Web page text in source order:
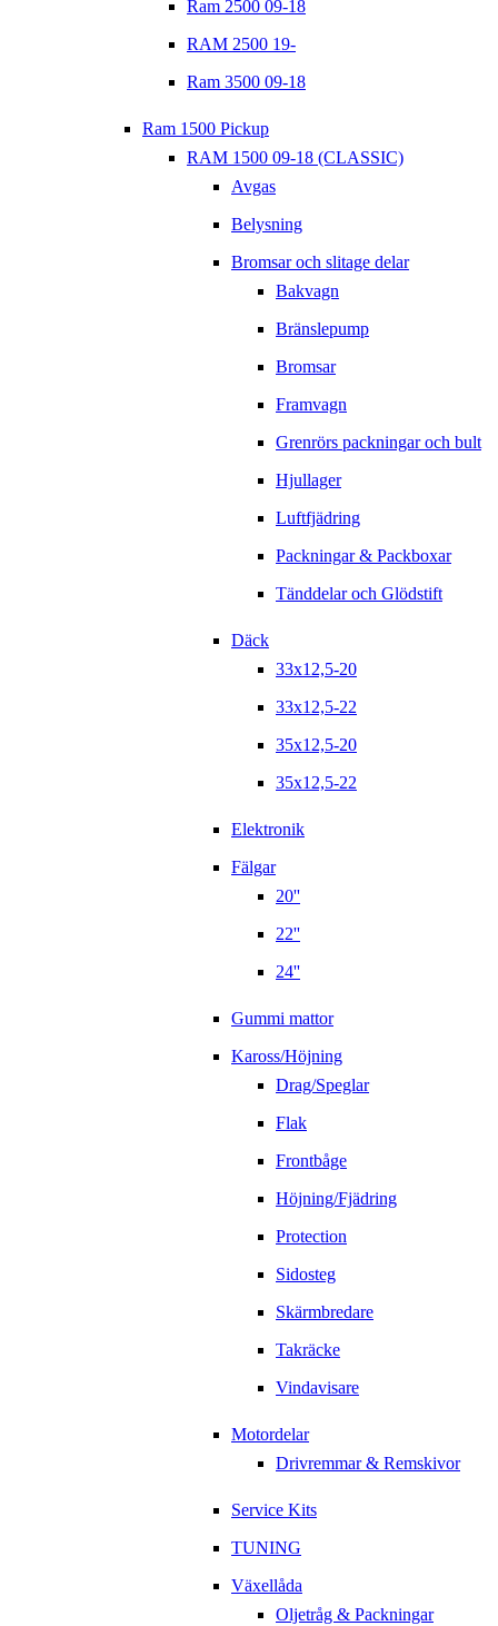
Ram 2500 09-18
RAM 2500 19-
Ram 3500 09-18
Ram 1500 Pickup
RAM 1500 09-18 (CLASSIC)
Avgas
Belysning
Bromsar och slitage delar
Bakvagn
Bränslepump
Bromsar
Framvagn
Grenrörs packningar och bult
Hjullager
Luftfjädring
Packningar & Packboxar
Tänddelar och Glödstift
Däck
33x12,5-20
33x12,5-22
35x12,5-20
35x12,5-22
Elektronik
Fälgar
20''
22''
24''
Gummi mattor
Kaross/Höjning
Drag/Speglar
Flak
Frontbåge
Höjning/Fjädring
Protection
Sidosteg
Skärmbredare
Takräcke
Vindavisare
Motordelar
Drivremmar & Remskivor
Service Kits
TUNING
Växellåda
Oljetråg & Packningar